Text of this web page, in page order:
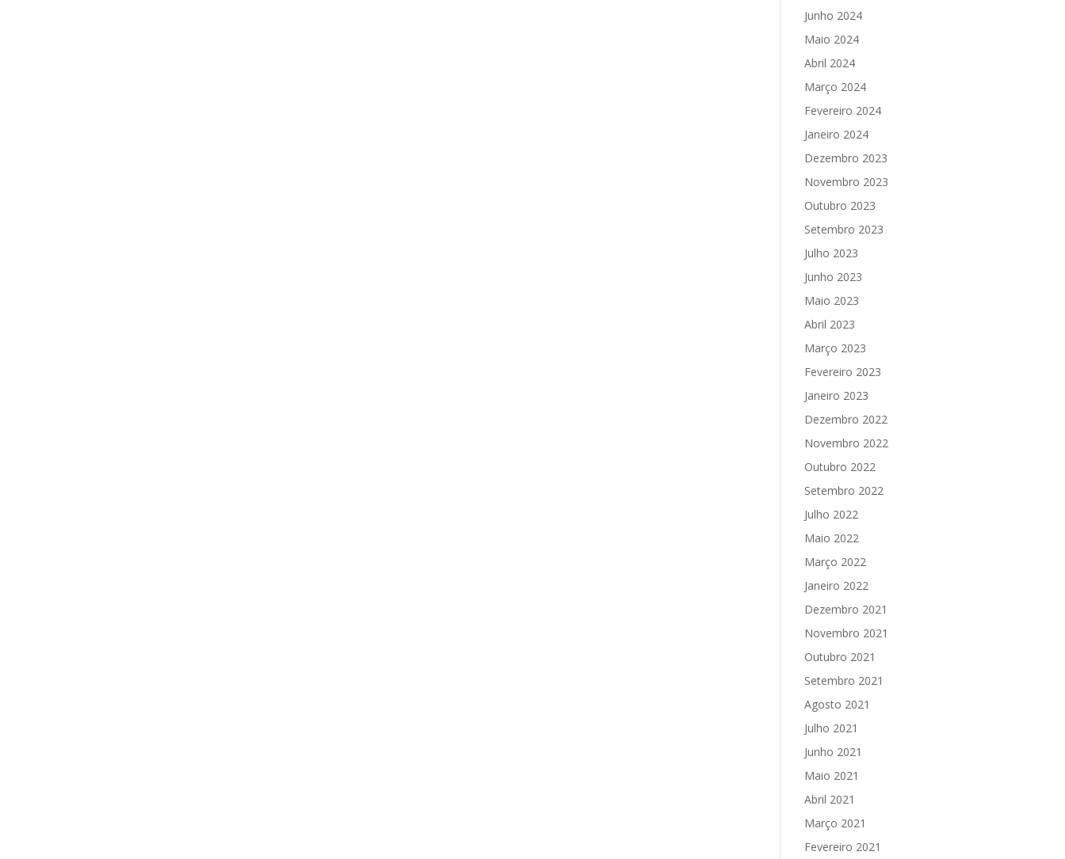
Junho 2024
Maio 2024
Abril 2024
Março 2024
Fevereiro 2024
Janeiro 2024
Dezembro 2023
Novembro 2023
Outubro 2023
Setembro 2023
Julho 2023
Junho 2023
Maio 2023
Abril 2023
Março 2023
Fevereiro 2023
Janeiro 2023
Dezembro 2022
Novembro 2022
Outubro 2022
Setembro 2022
Julho 2022
Maio 2022
Março 2022
Janeiro 2022
Dezembro 2021
Novembro 2021
Outubro 2021
Setembro 2021
Agosto 2021
Julho 2021
Junho 2021
Maio 2021
Abril 2021
Março 2021
Fevereiro 2021